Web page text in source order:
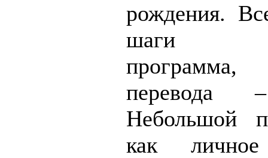
рождения.
шаги
перевода
Небольшой
как